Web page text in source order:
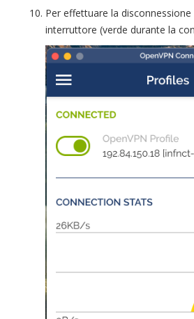
Per effettuare la
interruttore (verde durante la